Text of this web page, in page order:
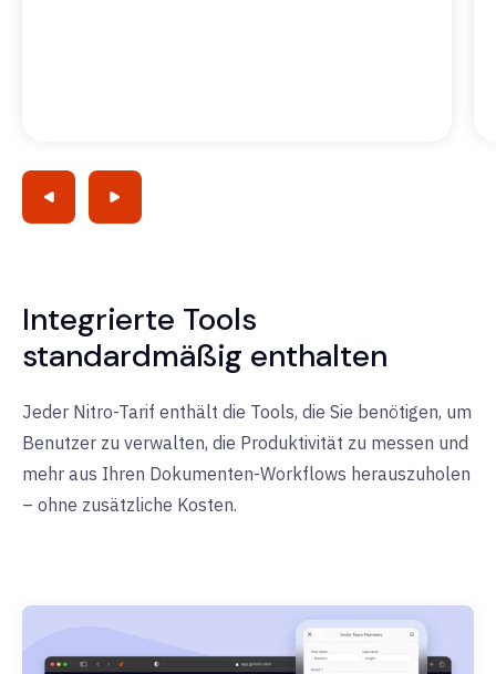
Integrierte Tools
standardmäßig enthalten
Jeder Nitro-Tarif enthält die Tools, die Sie benötigen, um
Benutzer zu verwalten, die Produktivität zu messen und
mehr aus Ihren Dokumenten-Workflows herauszuholen
– ohne zusätzliche Kosten.